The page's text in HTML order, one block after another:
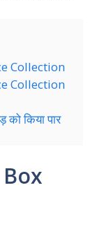
Collection
Collection
को किया पार